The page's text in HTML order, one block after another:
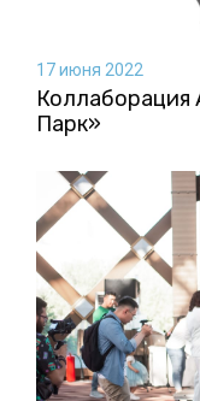
17 июня 2022
Парк»